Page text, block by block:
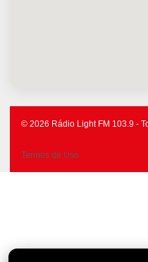
© 2026 Rádio Light FM 103.9 -
Termos de Uso